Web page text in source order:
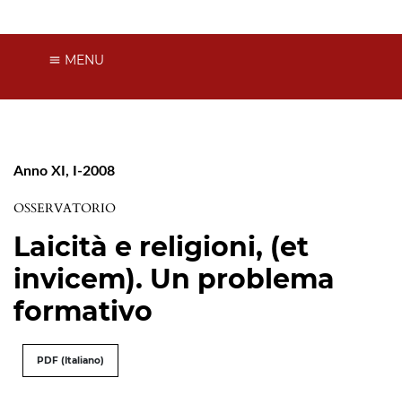
MENU
Anno XI, I-2008
OSSERVATORIO
Laicità e religioni, (et
invicem). Un problema
formativo
PDF (Italiano)